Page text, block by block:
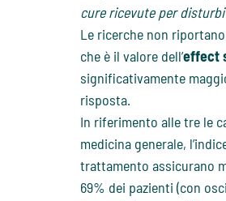
cure ricevute per
Le ricerche non
che è il valore dell’effect
significativamente
risposta.
In riferimento alle tre le
medicina generale,
trattamento assicurano
69% dei pazienti (con